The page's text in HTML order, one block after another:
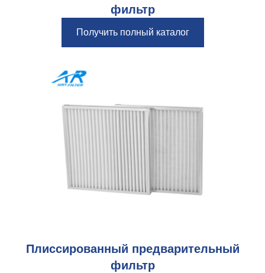
фильтр
Получить полный каталог
Плиссированный предварительный
фильтр